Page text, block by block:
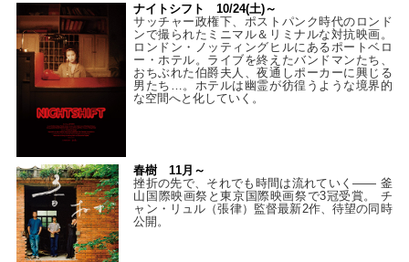
ナイトシフト 10/24(土)～
サッチャー政権下、ポストパンク時代のロンド
ンで撮られたミニマル＆リミナルな対抗映画。
ロンドン・ノッティングヒルにあるポートベロ
ー・ホテル。ライブを終えたバンドマンたち、
おちぶれた伯爵夫人、夜通しポーカーに興じる
男たち…。ホテルは幽霊が彷徨うような境界的
な空間へと化していく。
春樹 11月～
挫折の先で、それでも時間は流れていく—— 釜
山国際映画祭と東京国際映画祭で3冠受賞。 チ
ャン・リュル（張律）監督最新2作、待望の同時
公開。